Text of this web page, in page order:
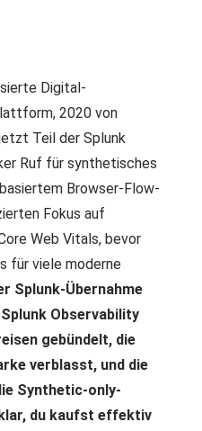
Digital-
2020 von
Teil der Splunk
Ruf für synthetisches
Browser-Flow-
Fokus auf
Web Vitals, bevor
für viele moderne
Splunk-Übernahme
Observability
gebündelt, die
verblasst, und die
Synthetic-only-
du kaufst effektiv